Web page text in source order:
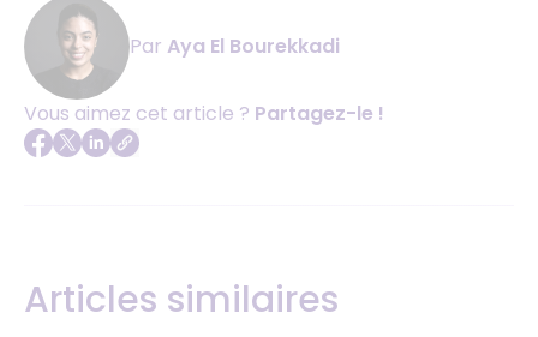
Par Aya El Bourekkadi
Vous aimez cet article ? Partagez-le !
Articles similaires